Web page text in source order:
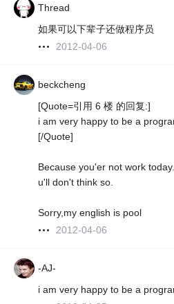
Thread
如果可以下辈子还做程序员
2012-04-06
beckcheng
[Quote=引用 6 楼 的回复:]
i am very happy to be a
[/Quote]
Because you'er not work
u'll don't think so.
Sorry,my english is pool
2012-04-06
-AJ-
i am very happy to be a